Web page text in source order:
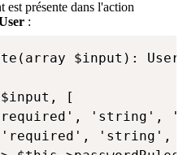
est présente dans l'action
:
$input): User
[
'string',
'string',